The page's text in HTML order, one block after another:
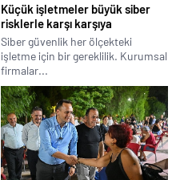
Küçük işletmeler büyük siber
risklerle karşı karşıya
Siber güvenlik her ölçekteki
işletme için bir gereklilik. Kurumsal
firmalar...